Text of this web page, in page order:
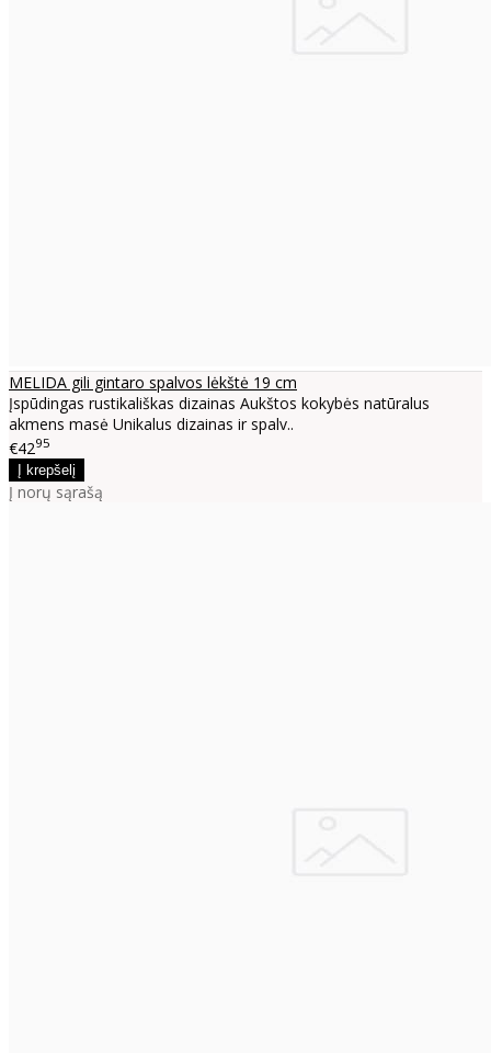
MELIDA gili gintaro spalvos lėkštė 19 cm
Įspūdingas rustikališkas dizainas Aukštos kokybės natūralus
akmens masė Unikalus dizainas ir spalv..
€4295
Į norų sąrašą